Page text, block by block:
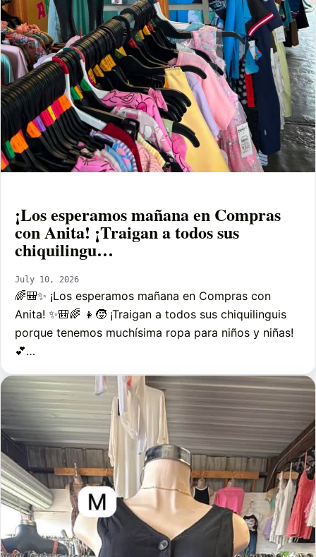
¡Los esperamos mañana en Compras
con Anita! ¡Traigan a todos sus
chiquilingu…
July 10, 2026
🌈🎒✨ ¡Los esperamos mañana en Compras con
Anita! ✨🎒🌈 👧🧒 ¡Traigan a todos sus chiquilinguis
porque tenemos muchísima ropa para niños y niñas!
💕…